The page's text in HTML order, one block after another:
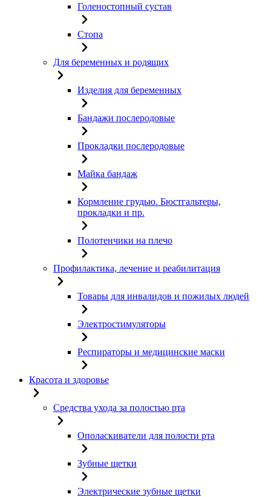
Голеностопный сустав
Стопа
Для беременных и родящих
Изделия для беременных
Бандажи послеродовые
Прокладки послеродовые
Майка бандаж
Кормление грудью. Бюстгальтеры,
прокладки и пр.
Полотенчики на плечо
Профилактика, лечение и реабилитация
Товары для инвалидов и пожилых людей
Электростимуляторы
Респираторы и медицинские маски
Красота и здоровье
Средства ухода за полостью рта
Ополаскиватели для полости рта
Зубные щетки
Электрические зубные щетки